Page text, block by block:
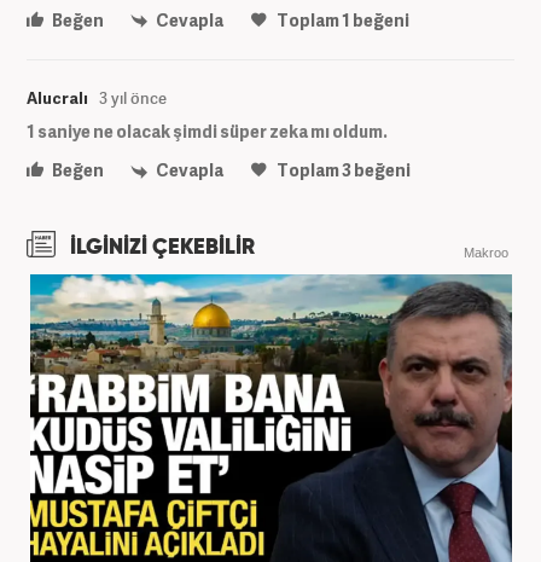
Beğen
Cevapla Toplam1 beğeni
Alucralı 3 yıl önce
1 saniye ne olacak şimdi süper zeka mı oldum.
Beğen
Cevapla Toplam3beğeni
İLGİNİZİ ÇEKEBİLİR Makroo